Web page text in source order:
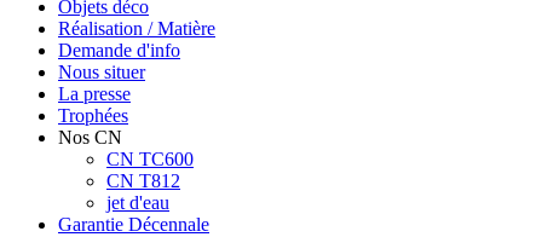
Objets déco
Réalisation / Matière
Demande d'info
Nous situer
La presse
Trophées
Nos CN
CN TC600
CN T812
jet d'eau
Garantie Décennale